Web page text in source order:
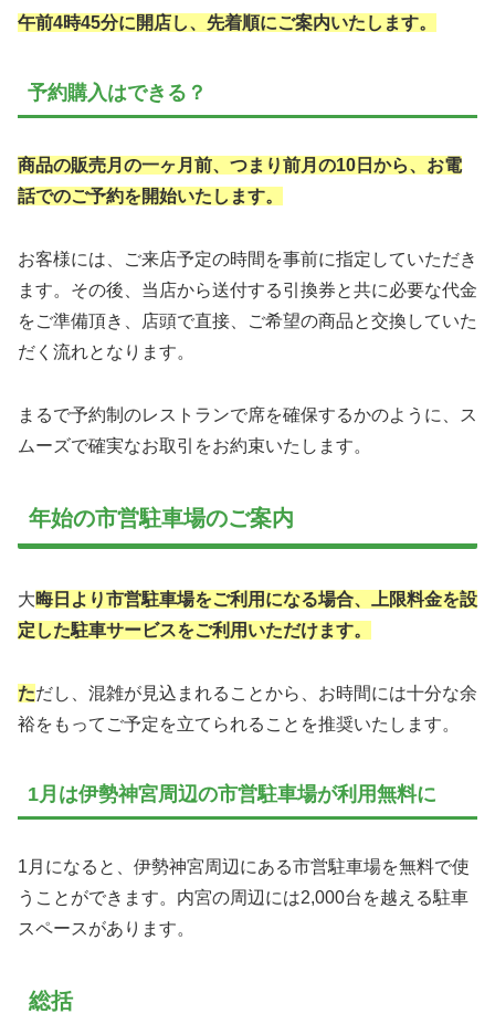
午前4時45分に開店し、先着順にご案内いたします。
予約購入はできる？
商品の販売月の一ヶ月前、つまり前月の10日から、お電
話でのご予約を開始いたします。
お客様には、ご来店予定の時間を事前に指定していただき
ます。その後、当店から送付する引換券と共に必要な代金
をご準備頂き、店頭で直接、ご希望の商品と交換していた
だく流れとなります。
まるで予約制のレストランで席を確保するかのように、ス
ムーズで確実なお取引をお約束いたします。
年始の市営駐車場のご案内
大晦日より市営駐車場をご利用になる場合、上限料金を設
定した駐車サービスをご利用いただけます。
ただし、混雑が見込まれることから、お時間には十分な余
裕をもってご予定を立てられることを推奨いたします。
1月は伊勢神宮周辺の市営駐車場が利用無料に
1月になると、伊勢神宮周辺にある市営駐車場を無料で使
うことができます。内宮の周辺には2,000台を越える駐車
スペースがあります。
総括